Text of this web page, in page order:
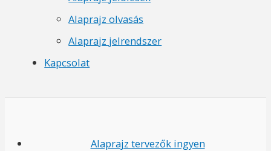
Alaprajz olvasás
Alaprajz jelrendszer
Kapcsolat
Alaprajz tervezők ingyen